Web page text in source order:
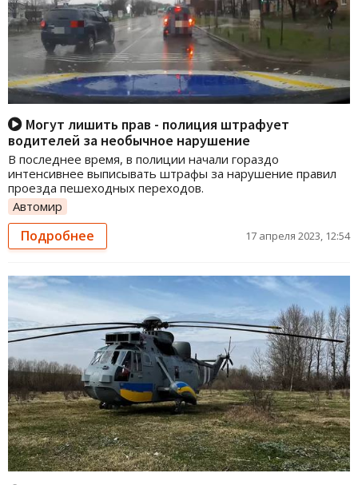
Могут лишить прав - полиция штрафует
водителей за необычное нарушение
В последнее время, в полиции начали гораздо
интенсивнее выписывать штрафы за нарушение правил
проезда пешеходных переходов.
Автомир
Подробнее 17 апреля 2023, 12:54